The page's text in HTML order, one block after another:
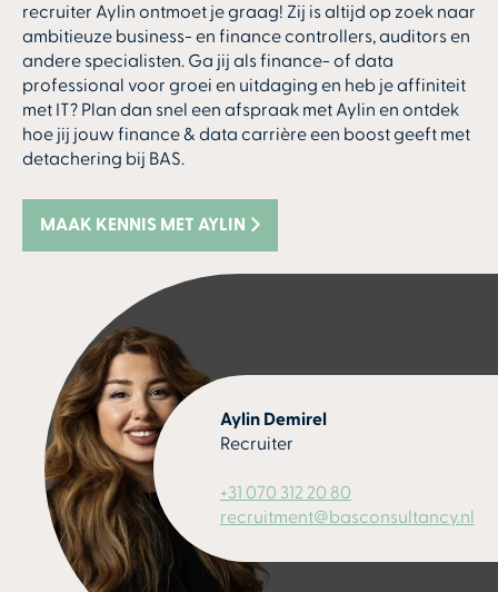
recruiter Aylin ontmoet je graag! Zij is altijd op zoek naar
ambitieuze business- en finance controllers, auditors en
andere specialisten. Ga jij als finance- of data
professional voor groei en uitdaging en heb je affiniteit
met IT? Plan dan snel een afspraak met Aylin en ontdek
hoe jij jouw finance & data carrière een boost geeft met
detachering bij BAS.
MAAK KENNIS MET AYLIN
Aylin Demirel
Recruiter
+31 070 312 20 80
recruitment@basconsultancy.nl